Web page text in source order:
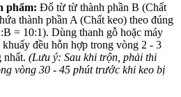
phẩm: Đổ từ từ thành phần B (Chất
thành phần A (Chất keo) theo đúng
= 10:1). Dùng thanh gỗ hoặc máy
đều hỗn hợp trong vòng 2 - 3
nhất. (Lưu ý: Sau khi trộn, phải thi
vòng 30 - 45 phút trước khi keo bị